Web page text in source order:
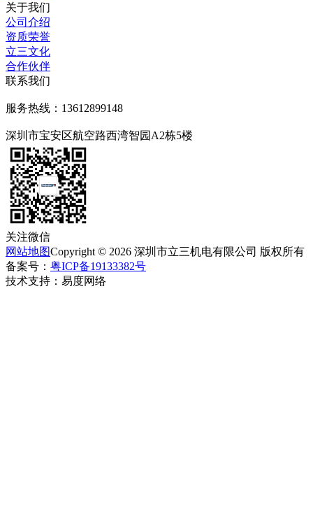
关于我们
公司介绍
资质荣誉
立三文化
合作伙伴
联系我们
服务热线：13612899148
深圳市宝安区航空路西湾智园A2栋5楼
关注微信
网站地图Copyright © 2026 深圳市立三机电有限公司 版权所有
备案号： 粤ICP备19133382号
技术支持：易度网络